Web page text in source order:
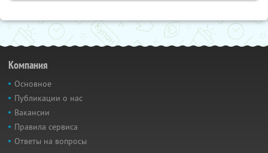
Компания
Основное
Публикации о нас
Вакансии
Правила сервиса
Ответы на вопросы